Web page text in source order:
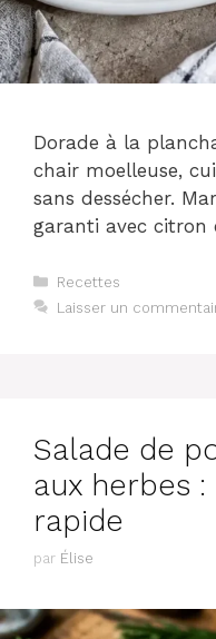
Dorade à la
chair moelleuse,
sans dessécher.
garanti avec citron
Catégories
Recettes
Laisser un
Salade de
aux herbes
rapide
par Élise